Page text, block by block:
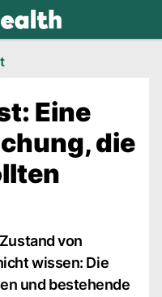
Eine
die
von
wissen: Die
und bestehende